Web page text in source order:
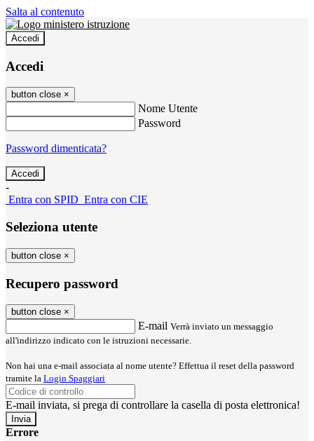
Salta al contenuto
Accedi
Accedi
button close ×
Nome Utente
Password
Password dimenticata?
-
Entra con SPID Entra con CIE
Seleziona utente
button close ×
Recupero password
button close ×
E-mail Verrà inviato un messaggio
all'indirizzo indicato con le istruzioni necessarie.
Non hai una e-mail associata al nome utente? Effettua il reset della password
tramite la Login Spaggiari
E-mail inviata, si prega di controllare la casella di posta elettronica!
Errore